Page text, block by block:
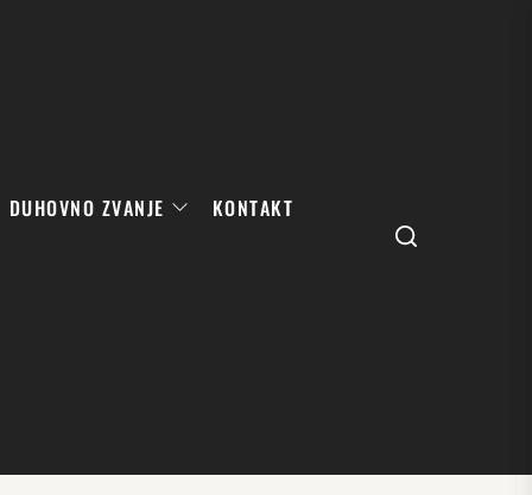
DUHOVNO ZVANJE KONTAKT
Search